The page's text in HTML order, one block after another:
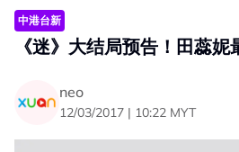
中港台新
《迷》大结局预告！田蕊
neo
12/03/2017 | 10:22 MYT